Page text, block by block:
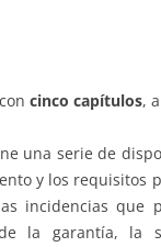
cinco capítulos,
una serie de
y los requisitos
incidencias que
la garantía, la